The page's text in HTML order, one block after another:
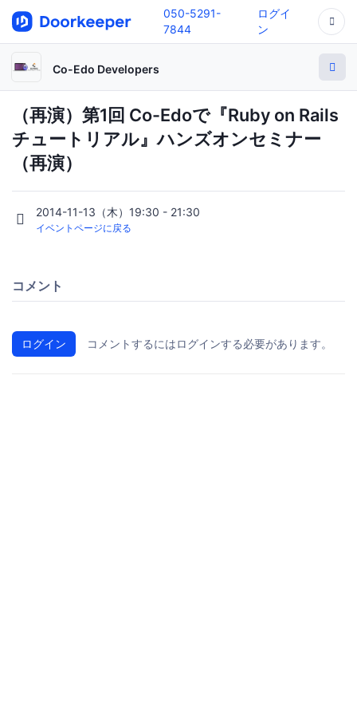
050-5291-
7844
ログイ
ン
Co-Edo Developers
（再演）第1回 Co-Edoで『Ruby on Rails
チュートリアル』ハンズオンセミナー
（再演）
2014-11-13（木）19:30 - 21:30
イベントページに戻る
コメント
ログイン コメントするにはログインする必要があります。